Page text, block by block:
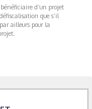
d’un projet
que s’il
ailleurs pour la